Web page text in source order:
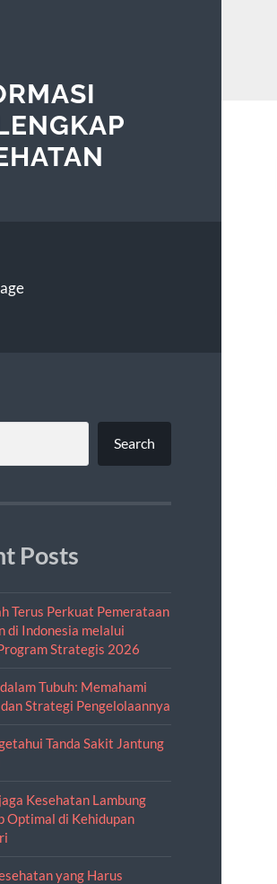
Search
Posts
Terus Perkuat Pemerataan
di Indonesia melalui
Strategis 2026
Tubuh: Memahami
Strategi Pengelolaannya
Tanda Sakit Jantung
Kesehatan Lambung
Optimal di Kehidupan
yang Harus